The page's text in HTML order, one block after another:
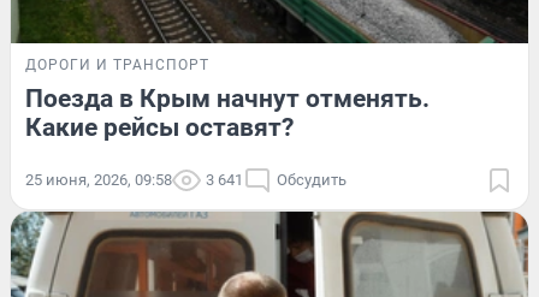
ДОРОГИ И ТРАНСПОРТ
Поезда в Крым начнут отменять.
Какие рейсы оставят?
25 июня, 2026, 09:58 3 641 Обсудить